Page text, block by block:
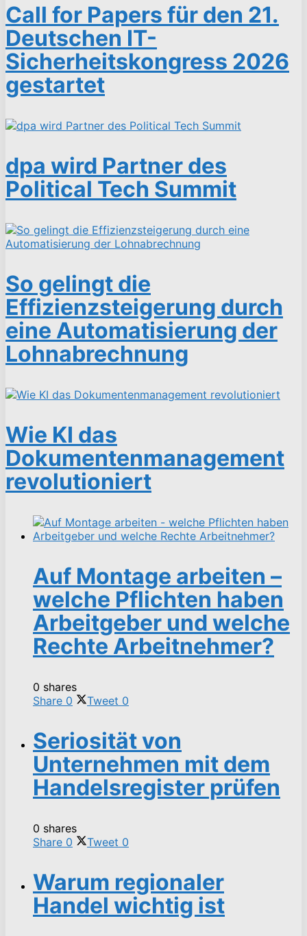
Call for Papers für den 21.
Deutschen IT-
Sicherheitskongress 2026
gestartet
dpa wird Partner des
Political Tech Summit
So gelingt die
Effizienzsteigerung durch
eine Automatisierung der
Lohnabrechnung
Wie KI das
Dokumentenmanagement
revolutioniert
Auf Montage arbeiten –
welche Pflichten haben
Arbeitgeber und welche
Rechte Arbeitnehmer?
0 shares
Share 0 Tweet 0
Seriosität von
Unternehmen mit dem
Handelsregister prüfen
0 shares
Share 0 Tweet 0
Warum regionaler
Handel wichtig ist